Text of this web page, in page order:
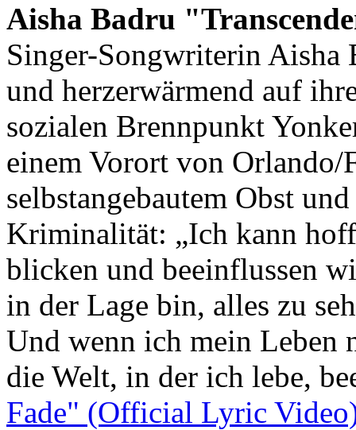
Aisha Badru
Singer-Songwriterin Aisha
und herzerwärmend auf
sozialen Brennpunkt
einem Vorort von
selbstangebautem Obst
Kriminalität: „Ich kann
blicken und beeinflussen
in der Lage bin, alles zu
Und wenn ich mein Leben
die Welt, in der ich lebe,
Fade" (Official Lyric